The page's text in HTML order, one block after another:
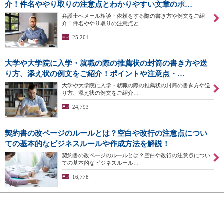
介！件名ややり取りの注意点とわかりやすい文章のポ…
弁護士へメール相談・依頼をする際の書き方や例文をご紹
介！件名ややり取りの注意点と…
25,201
大学や大学院に入学・就職の際の推薦状の封筒の書き方や送
り方、添え状の例文をご紹介！ポイントや注意点・…
大学や大学院に入学・就職の際の推薦状の封筒の書き方や送
り方、添え状の例文をご紹介…
24,793
契約書の改ページのルールとは？空白や改行の注意点につい
ての基本的なビジネスルールや作成方法を解説！
契約書の改ページのルールとは？空白や改行の注意点につい
ての基本的なビジネスルール…
16,778